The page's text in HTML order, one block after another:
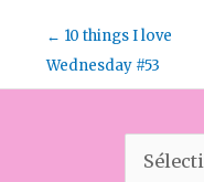
← 10 things I love
Wednesday #53